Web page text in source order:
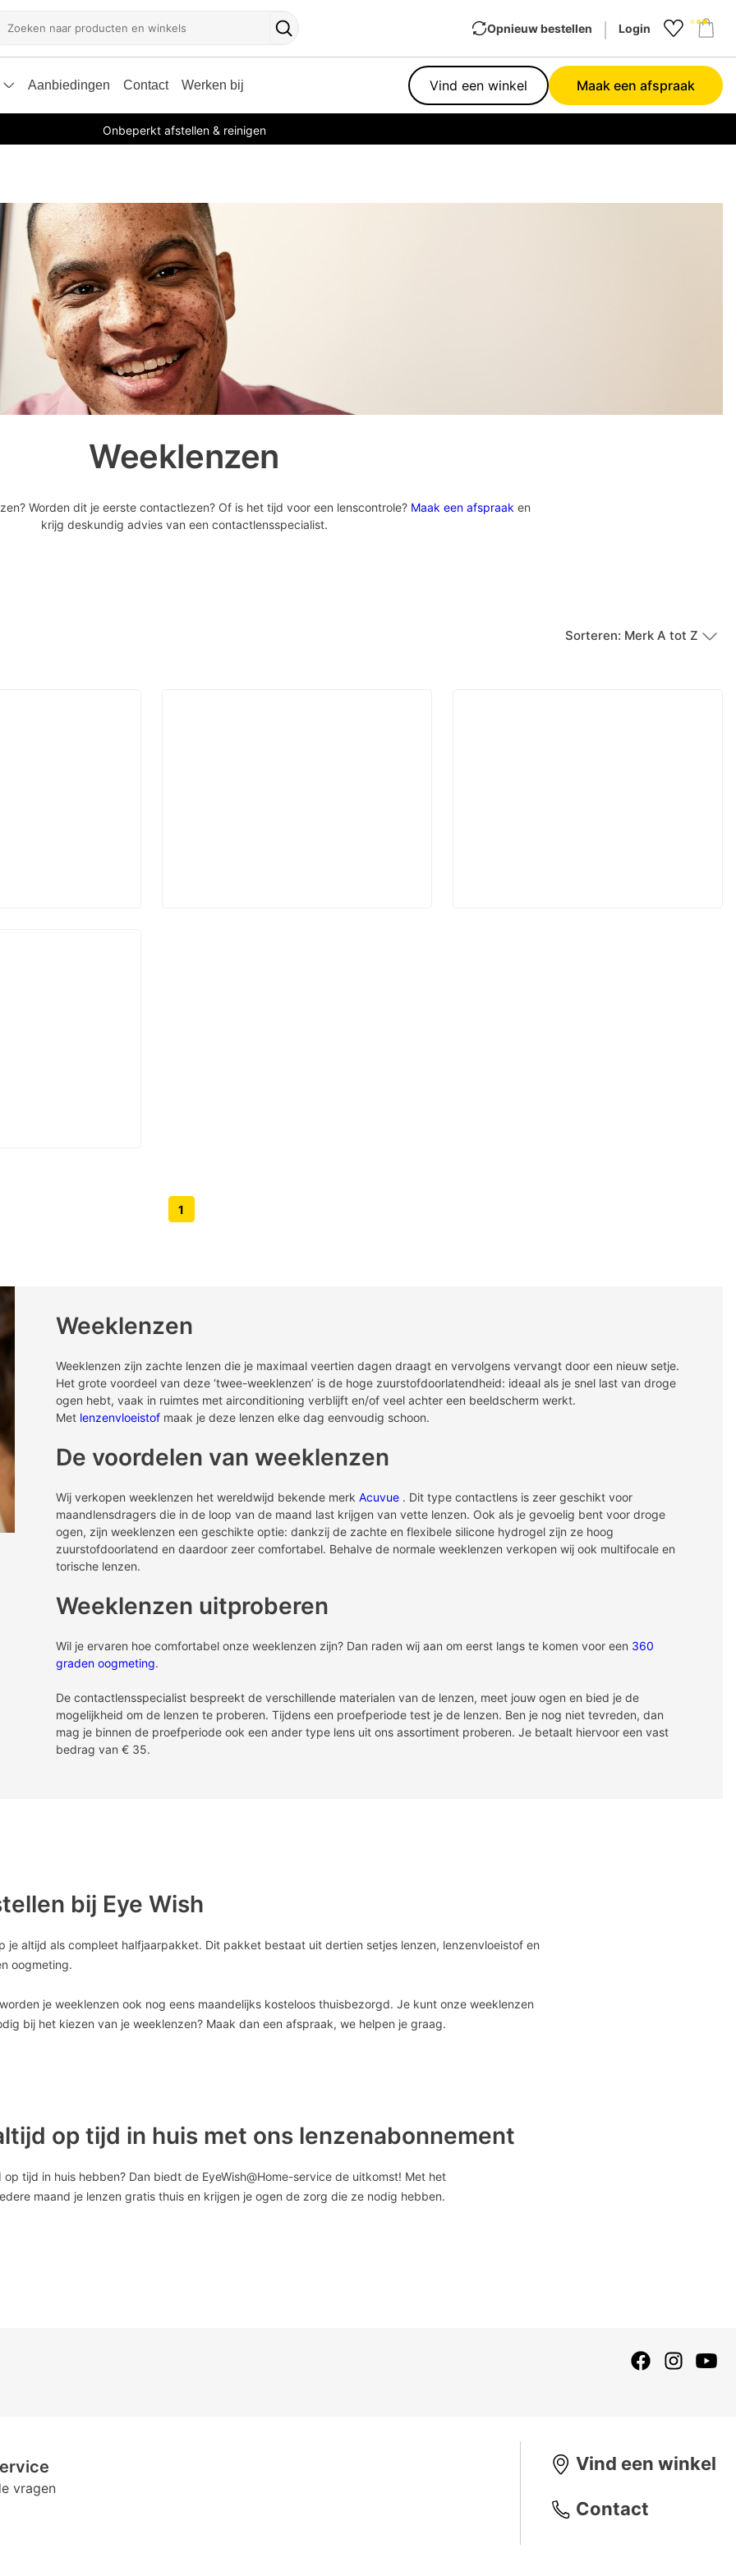
Zoekknop
Opnieuw bestellen Login
Aanbiedingen Contact Werken bij Vind een winkel Maak een afspraak
Onbeperkt afstellen & reinigen
Weeklenzen
Worden dit je eerste contactlezen? Of is het tijd voor een lenscontrole? Maak een afspraak en
krijg deskundig advies van een contactlensspecialist.
Sorteren: Merk A tot Z
Vorige pagina knop
1
Weeklenzen
Weeklenzen zijn zachte lenzen die je maximaal veertien dagen draagt en vervolgens vervangt door een nieuw setje.
Het grote voordeel van deze ‘twee-weeklenzen’ is de hoge zuurstofdoorlatendheid: ideaal als je snel last van droge
ogen hebt, vaak in ruimtes met airconditioning verblijft en/of veel achter een beeldscherm werkt.
Met lenzenvloeistof maak je deze lenzen elke dag eenvoudig schoon.
De voordelen van weeklenzen
Wij verkopen weeklenzen het wereldwijd bekende merk Acuvue . Dit type contactlens is zeer geschikt voor
maandlensdragers die in de loop van de maand last krijgen van vette lenzen. Ook als je gevoelig bent voor droge
ogen, zijn weeklenzen een geschikte optie: dankzij de zachte en flexibele silicone hydrogel zijn ze hoog
zuurstofdoorlatend en daardoor zeer comfortabel. Behalve de normale weeklenzen verkopen wij ook multifocale en
torische lenzen.
Weeklenzen uitproberen
Wil je ervaren hoe comfortabel onze weeklenzen zijn? Dan raden wij aan om eerst langs te komen voor een 360
graden oogmeting.
De contactlensspecialist bespreekt de verschillende materialen van de lenzen, meet jouw ogen en bied je de
mogelijkheid om de lenzen te proberen. Tijdens een proefperiode test je de lenzen. Ben je nog niet tevreden, dan
mag je binnen de proefperiode ook een ander type lens uit ons assortiment proberen. Je betaalt hiervoor een vast
bedrag van € 35.
bij Eye Wish
je altijd als compleet halfjaarpakket. Dit pakket bestaat uit dertien setjes lenzen, lenzenvloeistof en
oogmeting.
je weeklenzen ook nog eens maandelijks kosteloos thuisbezorgd. Je kunt onze weeklenzen
bij het kiezen van je weeklenzen? Maak dan een afspraak, we helpen je graag.
op tijd in huis met ons lenzenabonnement
tijd in huis hebben? Dan biedt de EyeWish@Home-service de uitkomst! Met het
maand je lenzen gratis thuis en krijgen je ogen de zorg die ze nodig hebben.
vragen
Vind een winkel
Contact